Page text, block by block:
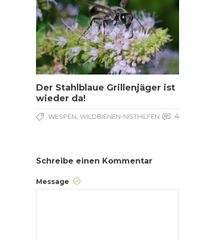
Der Stahlblaue Grillenjäger ist
wieder da!
WESPEN, WILDBIENEN-NISTHILFEN 4
Schreibe einen Kommentar
Message